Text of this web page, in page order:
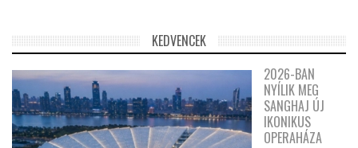
KEDVENCEK
2026-BAN
NYÍLIK MEG
SANGHAJ ÚJ
IKONIKUS
OPERAHÁZA